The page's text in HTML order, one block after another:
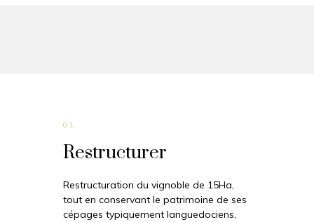
01
Restructurer
Restructuration du vignoble de 15Ha,
tout en conservant le patrimoine de ses
cépages typiquement languedociens,